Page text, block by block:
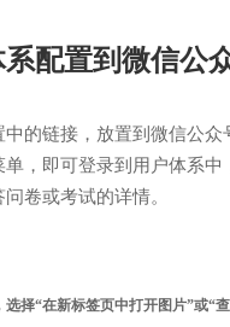
配置到微信公
的链接，放置到微信公众
，即可登录到用户体系中
卷或考试的详情。
选择“在新标签页中打开图片”或“